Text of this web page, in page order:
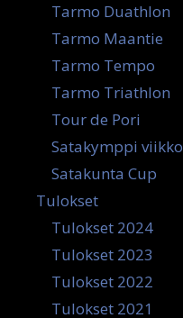
Tarmo Duathlon
Tarmo Maantie
Tarmo Tempo
Tarmo Triathlon
Tour de Pori
Satakymppi
Satakunta Cup
Tulokset
Tulokset 2024
Tulokset 2023
Tulokset 2022
Tulokset 2021